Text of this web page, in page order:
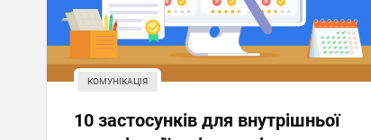
КОМУНІКАЦІЯ
10 застосунків для внутрішньої